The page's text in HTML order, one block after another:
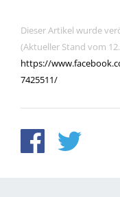
Dieser Artikel wurde
(Aktueller Stand vom
https://
7425511/